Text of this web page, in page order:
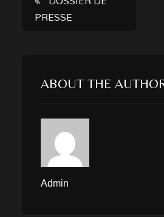
Post
PRESSE
ABOUT THE
Admin